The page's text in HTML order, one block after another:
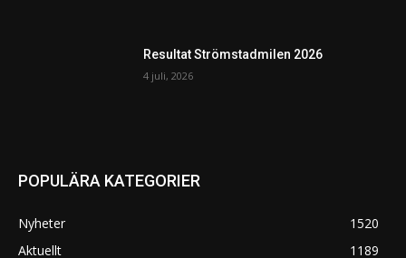
Resultat Strömstadmilen 2026
4 juli, 2026
POPULÄRA KATEGORIER
Nyheter
1520
Aktuellt
1189